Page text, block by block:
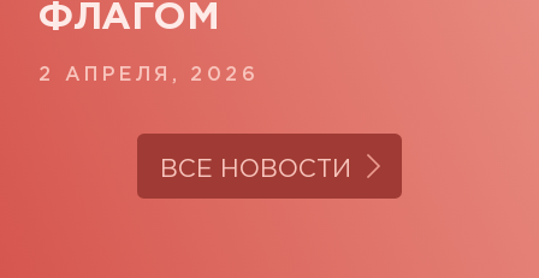
ФЛАГОМ
2 АПРЕЛЯ, 2026
ВСЕ НОВОСТИ